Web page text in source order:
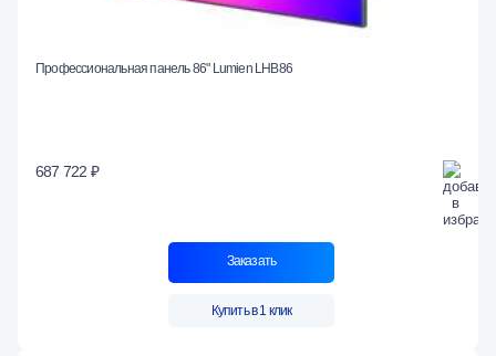
Профессиональная панель 86" Lumien LHB86
687 722 ₽
Заказать
Купить в 1 клик